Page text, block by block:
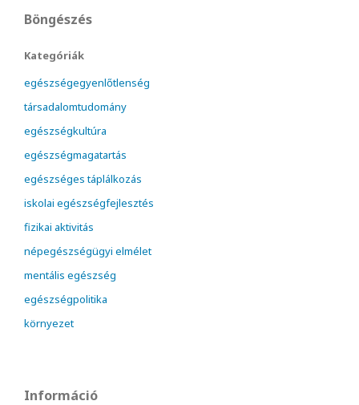
Böngészés
Kategóriák
egészségegyenlőtlenség
társadalomtudomány
egészségkultúra
egészségmagatartás
egészséges táplálkozás
iskolai egészségfejlesztés
fizikai aktivitás
népegészségügyi elmélet
mentális egészség
egészségpolitika
környezet
Információ